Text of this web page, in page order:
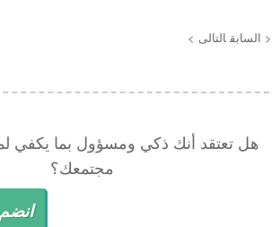
< السابق التالى >
هل تعتقد أنك ذكي ومسؤول بما يكفي
مجتمعك؟